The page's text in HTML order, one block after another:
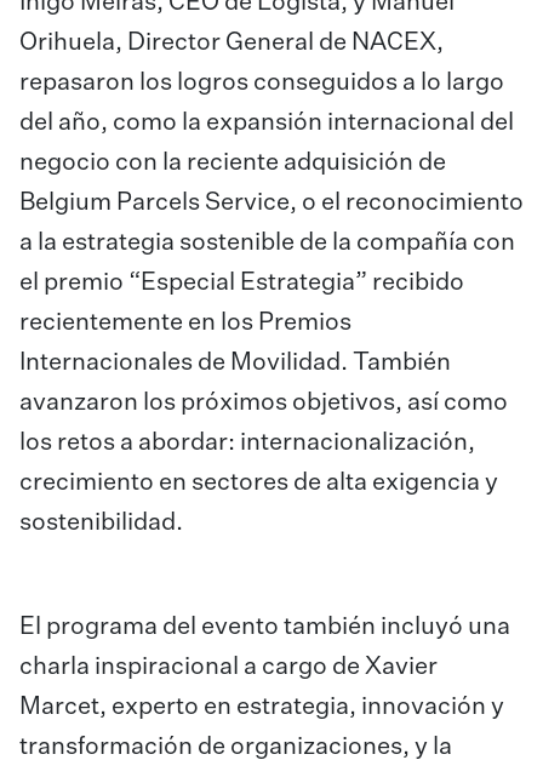
Orihuela, Director General de NACEX,
repasaron los logros conseguidos a lo largo
del año, como la expansión internacional del
negocio con la reciente adquisición de
Belgium Parcels Service, o el reconocimiento
a la estrategia sostenible de la compañía con
el premio “Especial Estrategia” recibido
recientemente en los Premios
Internacionales de Movilidad. También
avanzaron los próximos objetivos, así como
los retos a abordar: internacionalización,
crecimiento en sectores de alta exigencia y
sostenibilidad.
El programa del evento también incluyó una
charla inspiracional a cargo de Xavier
Marcet, experto en estrategia, innovación y
transformación de organizaciones, y la